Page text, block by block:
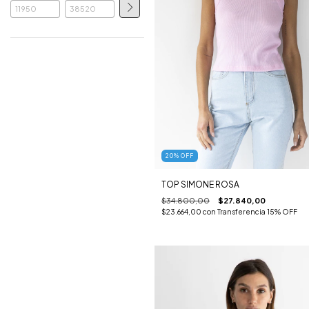
20% OFF
TOP SIMONE ROSA
$34.800,00 $27.840,00
$23.664,00 con Transferencia 15% OFF